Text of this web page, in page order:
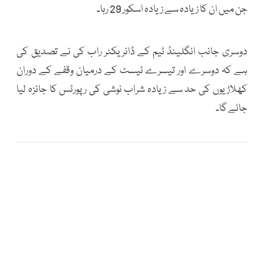
جن میں ان کا زیادہ سے زیادہ اسکور 29 رہا۔
دوسری جانب انگلینڈ ٹیم کے ڈائریکٹر راب کی نے تصدیق کی
ہے کہ دوسرے اور تیسرے ٹیسٹ کے درمیان وقفے کے دوران
کھلاڑیوں کی حد سے زیادہ شراب نوشی کی رپورٹس کا جائزہ لیا
جائے گا۔